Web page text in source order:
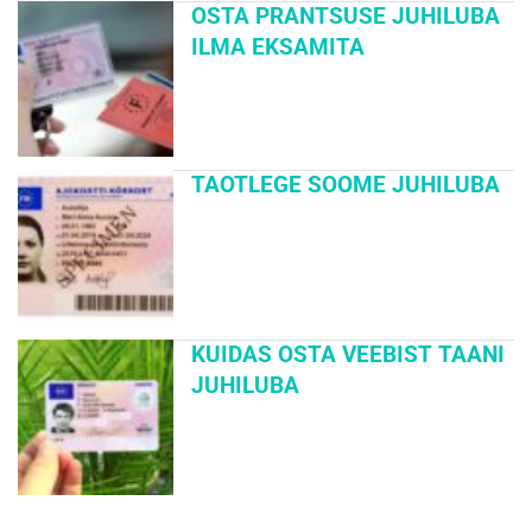
OSTA PRANTSUSE JUHILUBA
ILMA EKSAMITA
TAOTLEGE SOOME JUHILUBA
KUIDAS OSTA VEEBIST TAANI
JUHILUBA